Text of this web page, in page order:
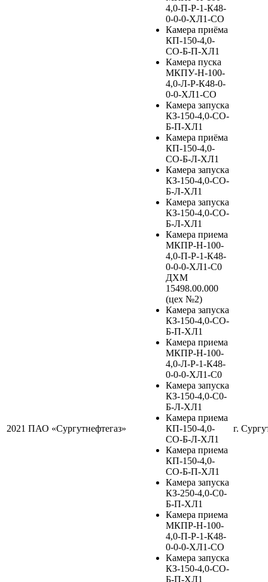
2021 ПАО «Сургутнефтегаз»
4,0-П-Р-1-К48-
0-0-0-ХЛ1-СО
Камера приёма
КП-150-4,0-
СО-Б-П-ХЛ1
Камера пуска
МКПУ-Н-100-
4,0-Л-Р-К48-0-
0-0-ХЛ1-СО
Камера запуска
КЗ-150-4,0-СО-
Б-П-ХЛ1
Камера приёма
КП-150-4,0-
СО-Б-Л-ХЛ1
Камера запуска
КЗ-150-4,0-СО-
Б-Л-ХЛ1
Камера запуска
КЗ-150-4,0-СО-
Б-Л-ХЛ1
Камера приема
МКПР-Н-100-
4,0-П-Р-1-К48-
0-0-0-ХЛ1-С0
ДХМ
15498.00.000
(цех №2)
Камера запуска
КЗ-150-4,0-СО-
Б-П-ХЛ1
Камера приема
МКПР-Н-100-
4,0-Л-Р-1-К48-
0-0-0-ХЛ1-С0
Камера запуска
КЗ-150-4,0-С0-
Б-Л-ХЛ1
Камера приема
КП-150-4,0-
СО-Б-Л-ХЛ1
Камера приема
КП-150-4,0-
СО-Б-П-ХЛ1
Камера запуска
КЗ-250-4,0-С0-
Б-П-ХЛ1
Камера приема
МКПР-Н-100-
4,0-П-Р-1-К48-
0-0-0-ХЛ1-СО
Камера запуска
КЗ-150-4,0-СО-
Б-П-ХЛ1
г.